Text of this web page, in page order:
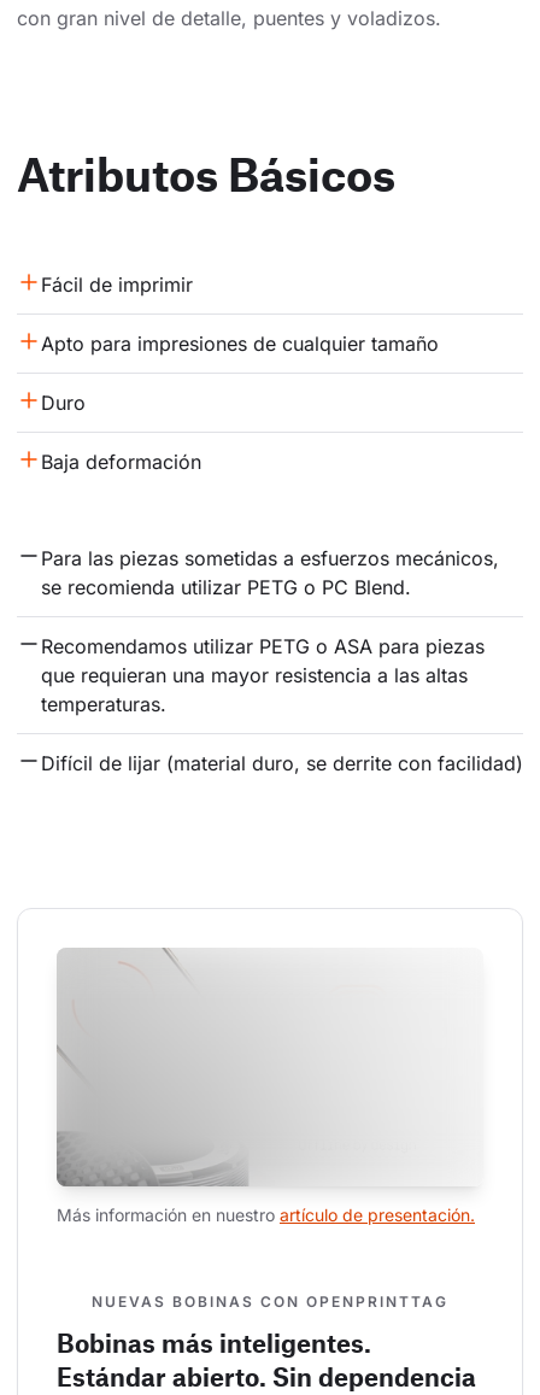
con gran nivel de detalle, puentes y voladizos.
Atributos Básicos
Fácil de imprimir
Apto para impresiones de cualquier tamaño
Duro
Baja deformación
Para las piezas sometidas a esfuerzos mecánicos,
se recomienda utilizar PETG o PC Blend.
Recomendamos utilizar PETG o ASA para piezas
que requieran una mayor resistencia a las altas
temperaturas.
Difícil de lijar (material duro, se derrite con facilidad)
Más información en nuestro artículo de presentación.
NUEVAS BOBINAS CON OPENPRINTTAG
Bobinas más inteligentes.
Estándar abierto. Sin dependencia